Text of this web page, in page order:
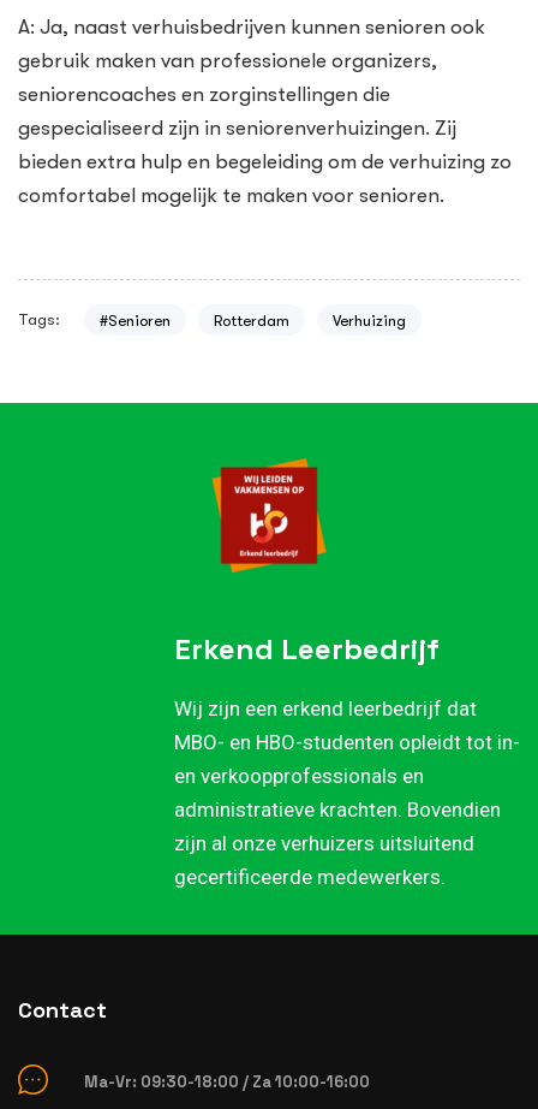
A: Ja, naast verhuisbedrijven kunnen senioren ook
gebruik maken van professionele organizers,
seniorencoaches en zorginstellingen die
gespecialiseerd zijn in seniorenverhuizingen. Zij
bieden extra hulp en begeleiding om de verhuizing zo
comfortabel mogelijk te maken voor senioren.
Tags: #Senioren Rotterdam Verhuizing
Erkend Leerbedrijf
Wij zijn een erkend leerbedrijf dat
MBO- en HBO-studenten opleidt tot in-
en verkoopprofessionals en
administratieve krachten. Bovendien
zijn al onze verhuizers uitsluitend
gecertificeerde medewerkers.
Contact
Ma-Vr: 09:30-18:00 / Za 10:00-16:00